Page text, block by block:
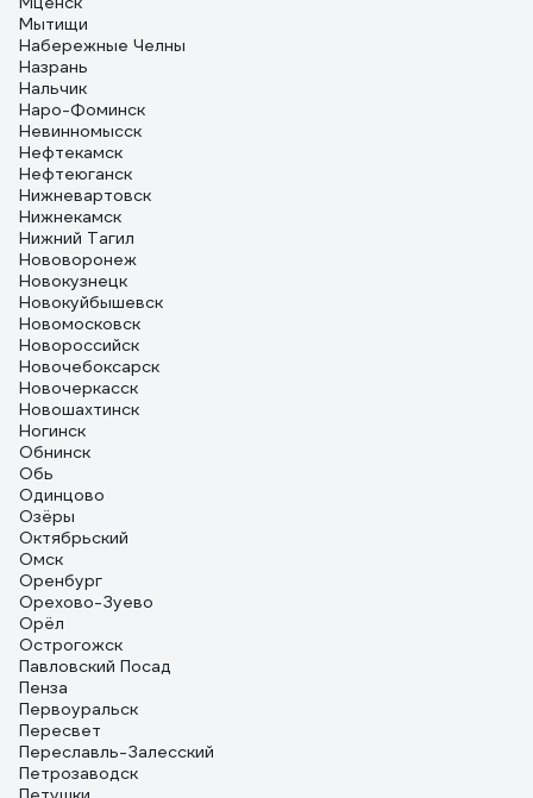
Мытищи
Набережные Челны
Назрань
Нальчик
Наро-Фоминск
Невинномысск
Нефтекамск
Нефтеюганск
Нижневартовск
Нижнекамск
Нижний Тагил
Нововоронеж
Новокузнецк
Новокуйбышевск
Новомосковск
Новороссийск
Новочебоксарск
Новочеркасск
Новошахтинск
Ногинск
Обнинск
Обь
Одинцово
Озёры
Октябрьский
Омск
Оренбург
Орехово-Зуево
Орёл
Острогожск
Павловский Посад
Пенза
Первоуральск
Пересвет
Переславль-Залесский
Петрозаводск